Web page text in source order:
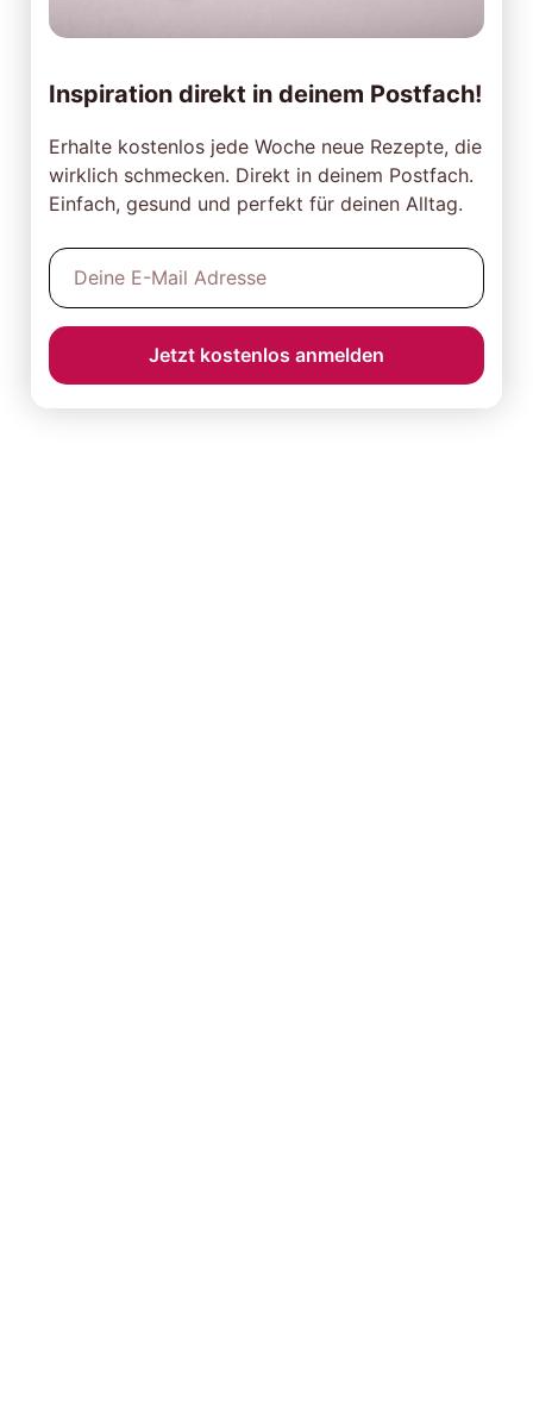
Inspiration direkt in deinem Postfach!
Erhalte kostenlos jede Woche neue Rezepte, die
wirklich schmecken. Direkt in deinem Postfach.
Einfach, gesund und perfekt für deinen Alltag.
Jetzt kostenlos anmelden